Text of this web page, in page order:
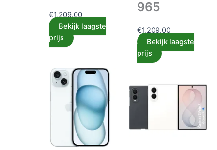
€1,209.00
Bekijk laagste
prijs
965
€1,209.00
Bekijk laagste
prijs